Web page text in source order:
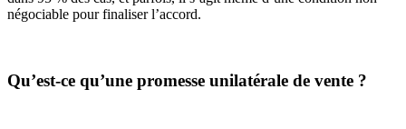
négociable pour finaliser l’accord.
Qu’est-ce qu’une promesse unilatérale de vente ?